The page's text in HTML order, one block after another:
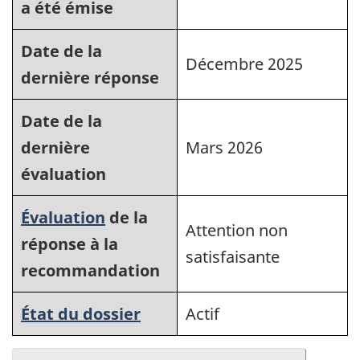
a été émise
Date de la
dernière réponse
Décembre 2025
Date de la
dernière
évaluation
Mars 2026
Évaluation de la
réponse à la
recommandation
Attention non
satisfaisante
État du dossier Actif